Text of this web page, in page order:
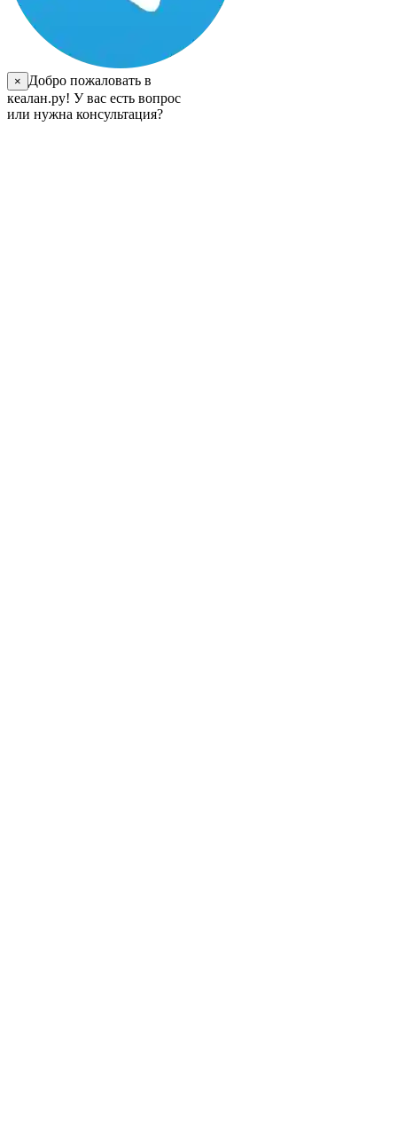
×
Добро пожаловать в
кеалан.ру! У вас есть вопрос
или нужна консультация?